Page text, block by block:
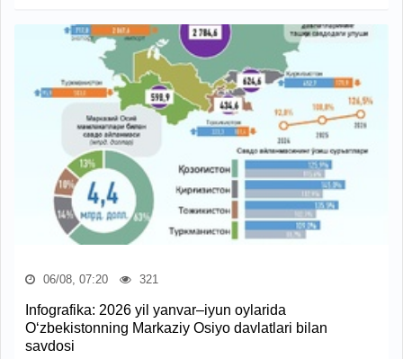
06/08, 07:20 321
Infografika: 2026 yil yanvar–iyun oylarida
O‘zbekistonning Markaziy Osiyo davlatlari bilan
savdosi